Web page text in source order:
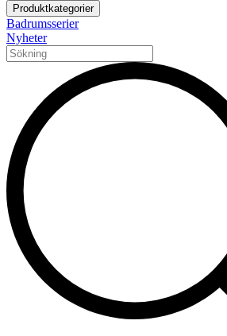
Produktkategorier
Badrumsserier
Nyheter